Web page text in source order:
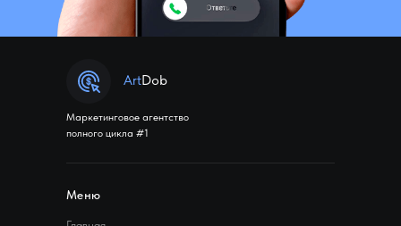
Меню
Маркетинговое агентство
полного цикла #1
ArtDob